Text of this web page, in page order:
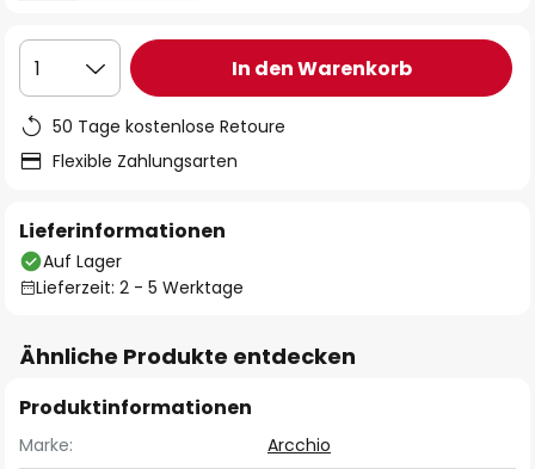
1 In den Warenkorb
50 Tage kostenlose Retoure
Flexible Zahlungsarten
Lieferinformationen
Auf Lager
Lieferzeit: 2 - 5 Werktage
Ähnliche Produkte entdecken
Produktinformationen
Marke:
Arcchio